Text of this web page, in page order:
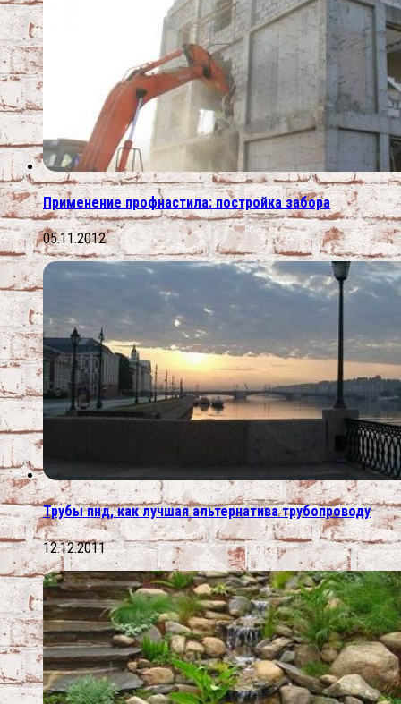
Применение профнастила: постройка забора
05.11.2012
Трубы пнд, как лучшая альтернатива трубопроводу
12.12.2011